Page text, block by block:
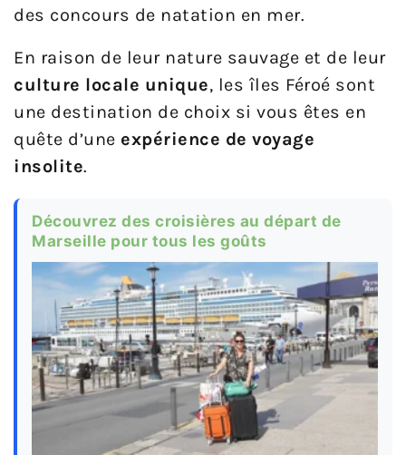
des concours de natation en mer.
En raison de leur nature sauvage et de leur
culture locale unique, les îles Féroé sont
une destination de choix si vous êtes en
quête d’une expérience de voyage
insolite.
Découvrez des croisières au départ de
Marseille pour tous les goûts